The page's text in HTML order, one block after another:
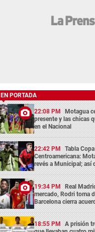
EN PORTADA
22:08 PM Motagua
presente y las chicas
en el Nacional
22:42 PM Tabla Copa
Centroamericana:
revés a Municipal; así
19:34 PM Real
mercado, Rodri toma
Barcelona cierra
18:55 PM A prisión